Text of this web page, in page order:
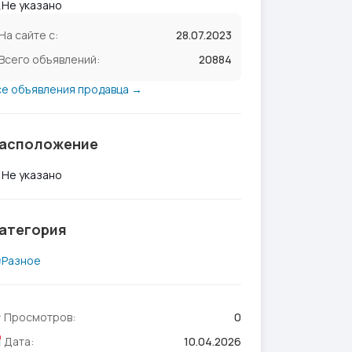
Не указано
сайте с:
28.07.2023
объявлений:
20884
объявления продавца →
Не указано
Разное
Просмотров:
0
Дата:
10.04.2026